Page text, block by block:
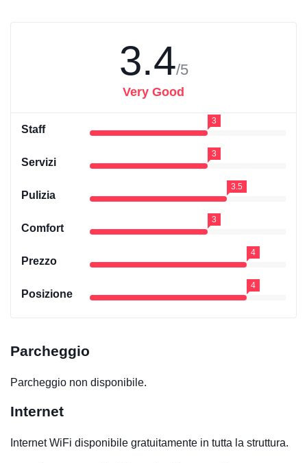
3.4/5
Very Good
Staff
3
Servizi
3
Pulizia
3.5
Comfort
3
Prezzo
4
Posizione
4
Parcheggio
Parcheggio non disponibile.
Internet
Internet WiFi disponibile gratuitamente in tutta la struttura.